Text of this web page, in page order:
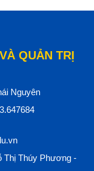
QUẢN TRỊ
Nguyên
Thị Thúy Phương -